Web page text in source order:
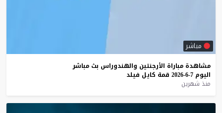
مباشر
مشاهدة مباراة الأرجنتين والهندوراس بث مباشر
اليوم 7-6-2026 قمة كايل فيلد
منذ شهرين